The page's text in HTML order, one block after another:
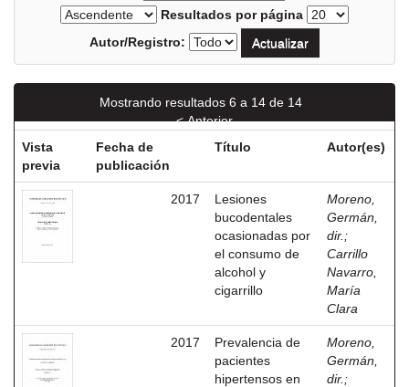
Resultados por página
Autor/Registro:
Mostrando resultados 6 a 14 de 14
< Anterior
Vista
previa
Fecha de
publicación
Título Autor(es)
2017
Lesiones
bucodentales
ocasionadas por
el consumo de
alcohol y
cigarrillo
Moreno,
Germán,
dir. ;
Carrillo
Navarro,
María
Clara
2017
Prevalencia de
pacientes
hipertensos en
Moreno,
Germán,
dir. ;